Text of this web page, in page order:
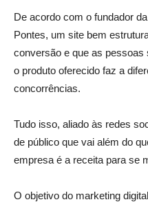
De acordo com o fundador
Pontes, um site bem
conversão e que as
o produto oferecido faz a
concorrências.
Tudo isso, aliado às redes
de público que vai além do
empresa é a receita para se
O objetivo do marketing